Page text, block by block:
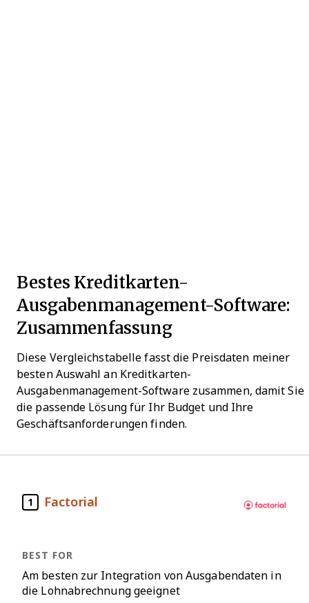
Bestes Kreditkarten-
Ausgabenmanagement-Software:
Zusammenfassung
Diese Vergleichstabelle fasst die Preisdaten meiner
besten Auswahl an Kreditkarten-
Ausgabenmanagement-Software zusammen, damit Sie
die passende Lösung für Ihr Budget und Ihre
Geschäftsanforderungen finden.
1 Factorial
Am besten zur Integration von Ausgabendaten in
die Lohnabrechnung geeignet